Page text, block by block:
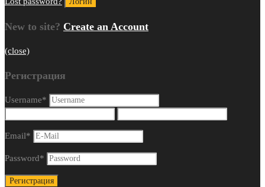
New to site? Create an Account
(close)
Регистрация
Username*
Email*
Password*